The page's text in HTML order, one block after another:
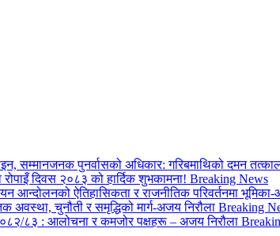
सम्मानजनक पुनर्वासको अधिकार: गरिबमाथिको दमन
रोपाइँ दिवस २०८३ को हार्दिक शुभकामना! Breaking News
आन्दोलनको ऐतिहासिकता र राजनीतिक परिवर्तनमा भूमिका-
अवस्था, चुनौती र समृद्धिको मार्ग-अजय निरौला Breaking
८३ : आलोचना र कमजोर पक्षहरू – अजय निरौला